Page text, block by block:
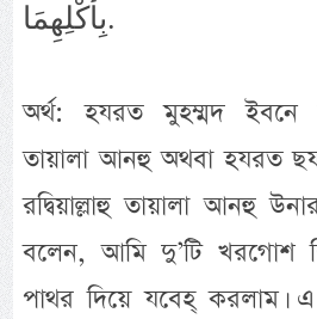
بِأَكْلِهِمَا.
অর্থ: হযরত মুহম্মদ ইবনে
তায়ালা আনহু অথবা হযরত
রদ্বিয়াল্লাহু তায়ালা আনহু
বলেন, আমি দু’টি খরগোশ
পাথর দিয়ে যবেহ্ করলাম।